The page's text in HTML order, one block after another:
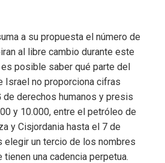
a su propuesta el número de
al libre cambio durante este
posible saber qué parte del
Israel no proporciona cifras
de derechos humanos y presis
y 10.000, entre el petróleo de
y Cisjordania hasta el 7 de
elegir un tercio de los nombres
una cadencia perpetua.